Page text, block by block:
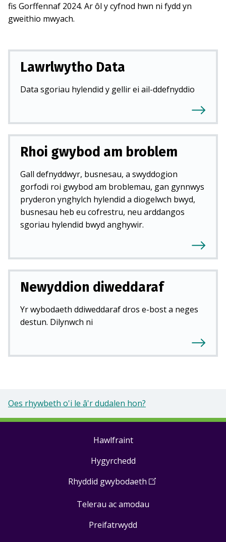
fis Gorffennaf 2024. Ar ôl y cyfnod hwn ni fydd yn
gweithio mwyach.
Lawrlwytho Data
Data sgoriau hylendid y gellir ei ail-ddefnyddio
Rhoi gwybod am broblem
Gall defnyddwyr, busnesau, a swyddogion
gorfodi roi gwybod am broblemau, gan gynnwys
pryderon ynghylch hylendid a diogelwch bwyd,
busnesau heb eu cofrestru, neu arddangos
sgoriau hylendid bwyd anghywir.
Newyddion diweddaraf
Yr wybodaeth ddiweddaraf dros e-bost a neges
destun. Dilynwch ni
Oes rhywbeth o'i le â'r dudalen hon?
Hawlfraint
Hygyrchedd
Rhyddid gwybodaeth (Open
a
Telerau ac amodau
Preifatrwydd